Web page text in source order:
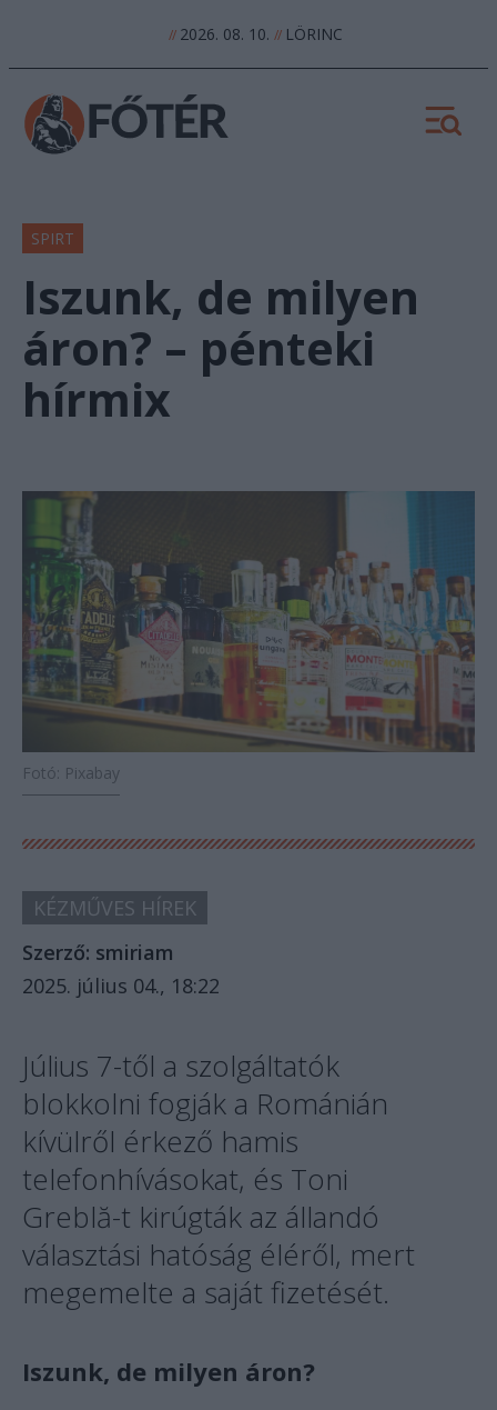
//2026. 08. 10. //LÖRINC
SPIRT
Iszunk, de milyen
áron? – pénteki
hírmix
Fotó: Pixabay
KÉZMŰVES HÍREK
Szerző: smiriam
2025. július 04., 18:22
Július 7-től a szolgáltatók
blokkolni fogják a Románián
kívülről érkező hamis
telefonhívásokat, és Toni
Greblă-t kirúgták az állandó
választási hatóság éléről, mert
megemelte a saját fizetését.
Iszunk, de milyen áron?